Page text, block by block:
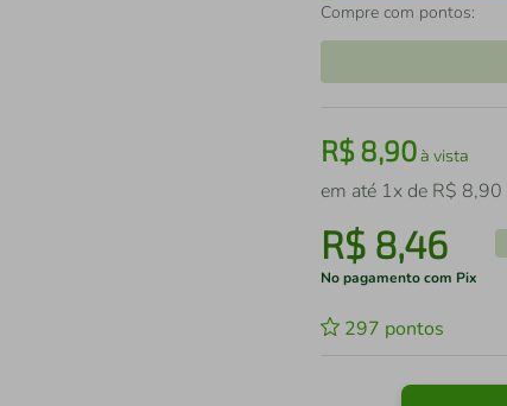
Compre com pontos:
R$8,90à vista
em até 1x de R$ 8,90
R$ 8,46
No pagamento com Pix
297 pontos